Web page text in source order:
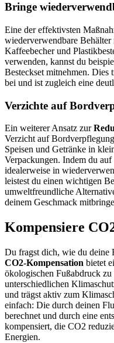
Bringe
Eine der effektivsten
wiederverwendbare
Kaffeebecher und
verwenden, kannst du
Besteckset mitnehmen. Dies
bei und ist zugleich eine
Verzichte auf
Ein weiterer Ansatz zur
Verzicht auf
Speisen und Getränke in
Verpackungen. Indem du
idealerweise in
leistest du einen wichtigen
umweltfreundliche
deinem Geschmack
Kompensiere
Du fragst dich, wie du deine
CO2-Kompensation bietet
ökologischen Fußabdruck
unterschiedlichen
und trägst aktiv zum
einfach: Die durch deinen
berechnet und durch eine
kompensiert, die CO2
Energien.